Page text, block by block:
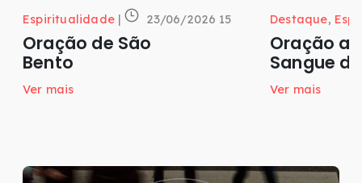
Espiritualidade | 23/06/2026 15
Oração de São
Bento
Ver mais
Destaque,
Oração
Sangue
Ver mais